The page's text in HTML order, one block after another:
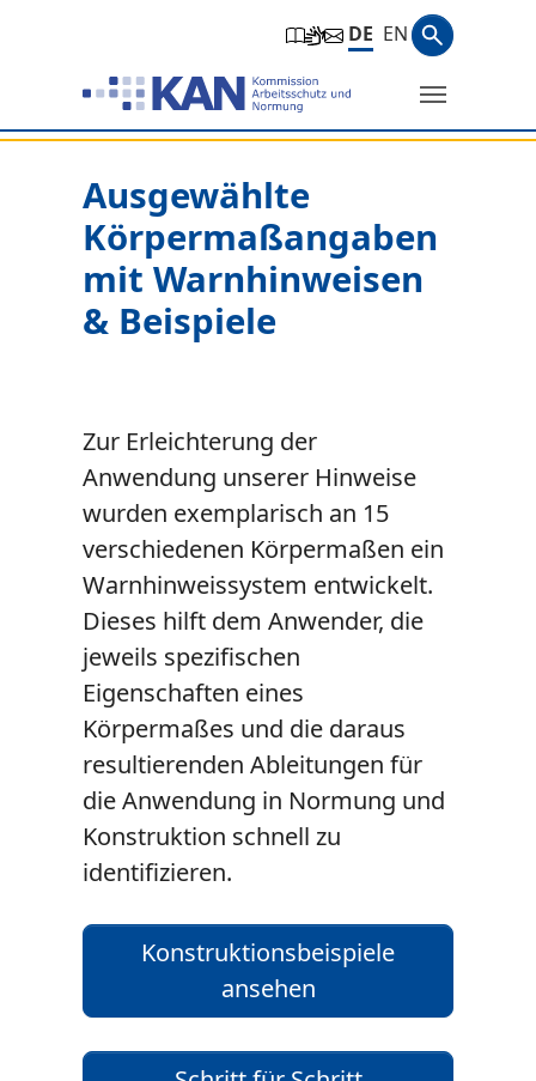
DE EN
Suche
Ausgewählte
Körpermaßangaben
mit Warnhinweisen
& Beispiele
Zur Erleichterung der
Anwendung unserer Hinweise
wurden exemplarisch an 15
verschiedenen Körpermaßen ein
Warnhinweissystem entwickelt.
Dieses hilft dem Anwender, die
jeweils spezifischen
Eigenschaften eines
Körpermaßes und die daraus
resultierenden Ableitungen für
die Anwendung in Normung und
Konstruktion schnell zu
identifizieren.
Konstruktionsbeispiele
ansehen